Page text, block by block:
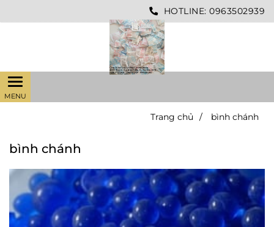
HOTLINE: 0963502939
Trang chủ / bình chánh
bình chánh